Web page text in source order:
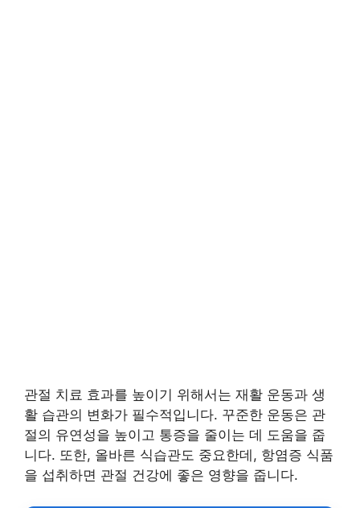
관절 치료 효과를 높이기 위해서는 재활 운동과 생
활 습관의 변화가 필수적입니다. 꾸준한 운동은 관
절의 유연성을 높이고 통증을 줄이는 데 도움을 줍
니다. 또한, 올바른 식습관도 중요한데, 항염증 식품
을 섭취하면 관절 건강에 좋은 영향을 줍니다.